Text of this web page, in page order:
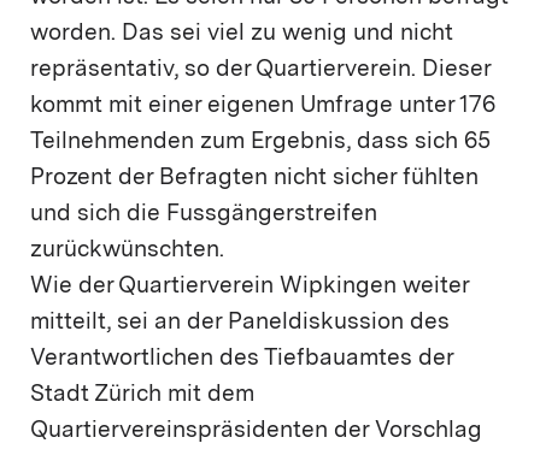
worden. Das sei viel zu wenig und nicht
repräsentativ, so der Quartierverein. Dieser
kommt mit einer eigenen Umfrage unter 176
Teilnehmenden zum Ergebnis, dass sich 65
Prozent der Befragten nicht sicher fühlten
und sich die Fussgängerstreifen
zurückwünschten.
Wie der Quartierverein Wipkingen weiter
mitteilt, sei an der Paneldiskussion des
Verantwortlichen des Tiefbauamtes der
Stadt Zürich mit dem
Quartiervereinspräsidenten der Vorschlag